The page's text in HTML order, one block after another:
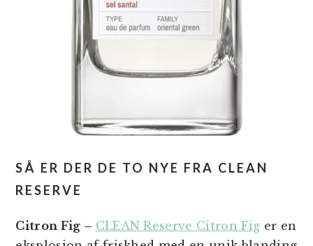
SÅ ER DER DE TO NYE FRA CLEAN
RESERVE
Citron Fig – CLEAN Reserve Citron Fig er en